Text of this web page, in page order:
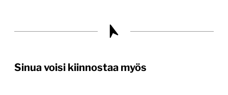
Sinua voisi kiinnostaa myös